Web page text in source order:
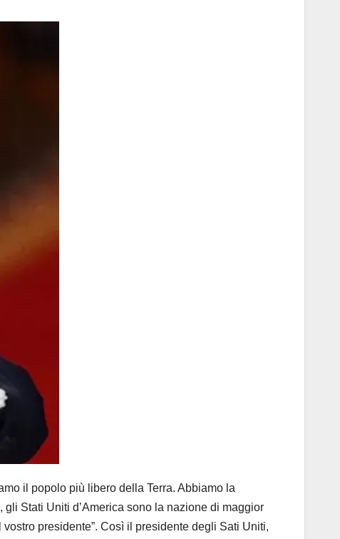
il popolo più libero della Terra. Abbiamo la
Stati Uniti d’America sono la nazione di maggior
presidente”. Così il presidente degli Sati Uniti,